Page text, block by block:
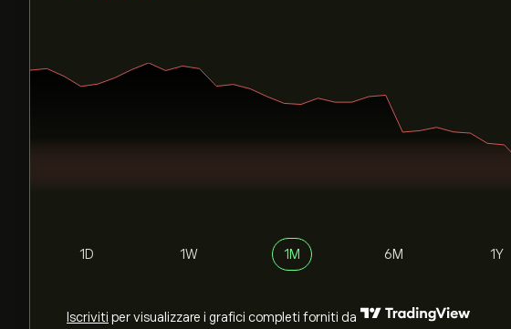
1D 1W 1M 6M 1Y
Iscriviti per visualizzare i grafici completi forniti da